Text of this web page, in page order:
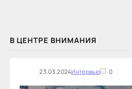
В ЦЕНТРЕ ВНИМАНИЯ
23.03.2024Интервью 0